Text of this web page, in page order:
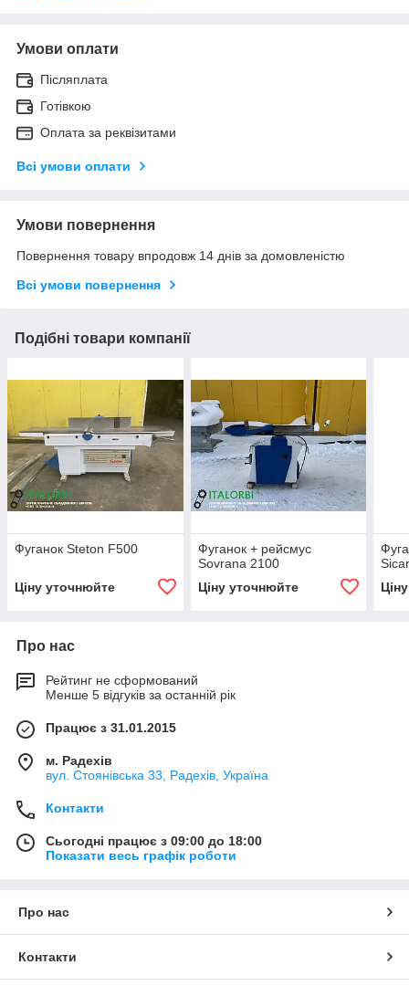
Умови оплати
Післяплата
Готівкою
Оплата за реквізитами
Всі умови оплати
Умови повернення
Повернення товару впродовж 14 днів за домовленістю
Всі умови повернення
Подібні товари компанії
Фуганок Steton F500
Ціну уточнюйте
Фуганок + рейсмус
Sovrana 2100
Ціну уточнюйте
Про нас
Рейтинг не сформований
Менше 5 відгуків за останній рік
Працює з 31.01.2015
м. Радехів
вул. Стоянівська 33, Радехів, Україна
Контакти
Сьогодні працює з 09:00 до 18:00
Показати весь графік роботи
Про нас
Контакти